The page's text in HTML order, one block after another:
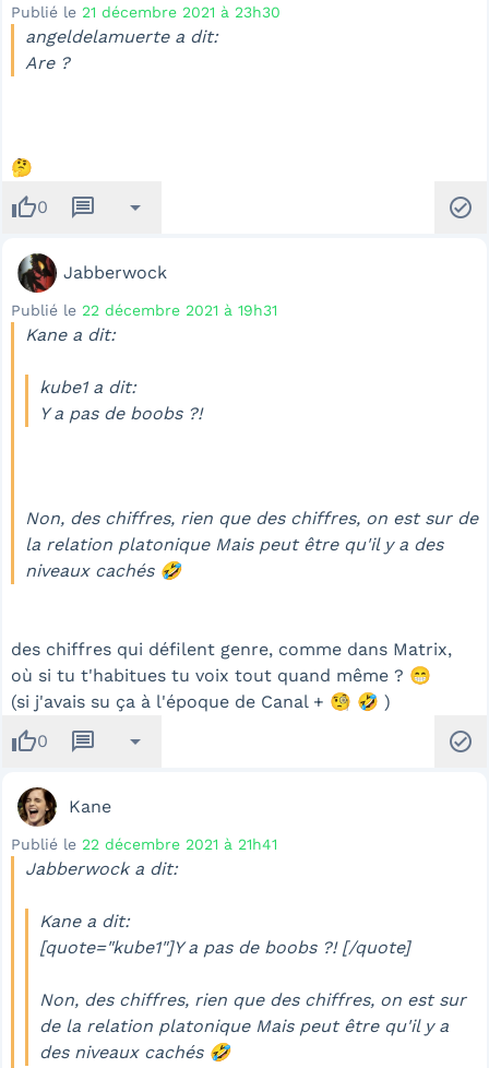
Publié le 21 décembre 2021 à 23h30
angeldelamuerte a dit:
Are ?
🤔
thumb_up0 message arrow_drop_down check_circle
Jabberwock
Publié le 22 décembre 2021 à 19h31
Kane a dit:
kube1 a dit:
Y a pas de boobs ?!
Non, des chiffres, rien que des chiffres, on est sur de
la relation platonique Mais peut être qu'il y a des
niveaux cachés 🤣
des chiffres qui défilent genre, comme dans Matrix,
où si tu t'habitues tu voix tout quand même ? 😁
(si j'avais su ça à l'époque de Canal + 🧐 🤣 )
thumb_up0 message arrow_drop_down check_circle
Kane
Publié le 22 décembre 2021 à 21h41
Jabberwock a dit:
Kane a dit:
[quote="kube1"]Y a pas de boobs ?! [/quote]
Non, des chiffres, rien que des chiffres, on est sur
de la relation platonique Mais peut être qu'il y a
des niveaux cachés 🤣